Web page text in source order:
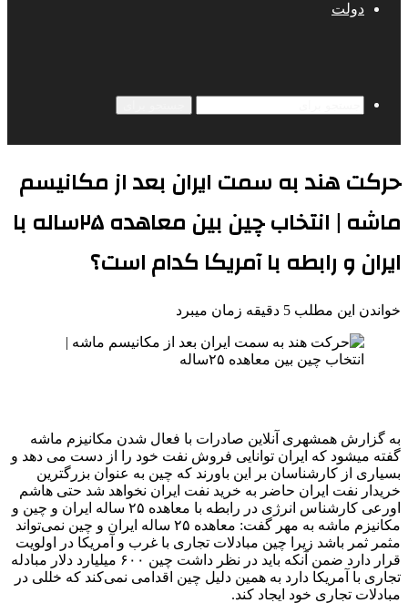
دولت
حرکت هند به سمت ایران بعد از مکانیسم
ماشه | انتخاب چین بین معاهده ۲۵ساله با
ایران و رابطه با آمریکا کدام است؟
خواندن این مطلب 5 دقیقه زمان میبرد
به گزارش همشهری آنلاین صادرات با فعال شدن مکانیزم ماشه
گفته میشود که ایران توانایی فروش نفت خود را از دست می دهد و
بسیاری از کارشناسان بر این باورند که چین به عنوان بزرگترین
خریدار نفت ایران حاضر به خرید نفت ایران نخواهد شد حتی هاشم
اورعی کارشناس انرژی در رابطه با معاهده ۲۵ ساله ایران و چین و
مکانیزم ماشه به مهر گفت: معاهده ۲۵ ساله ایران و چین نمی‌تواند
مثمر ثمر باشد زیرا چین مبادلات تجاری با غرب و آمریکا در اولویت
قرار دارد ضمن آنکه باید در نظر داشت چین ۶۰۰ میلیارد دلار مبادله
تجاری با آمریکا دارد به همین دلیل چین اقدامی نمی‌کند که خللی در
مبادلات تجاری خود ایجاد کند.